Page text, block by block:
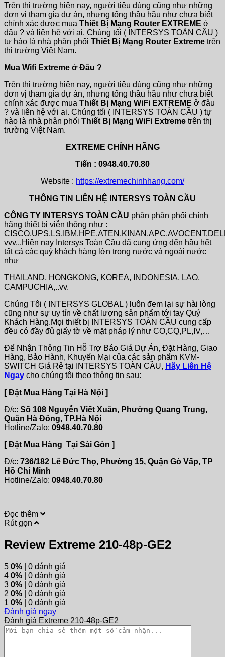
Trên thị trường hiện nay, người tiêu dùng cũng như những
đơn vị tham gia dự án, nhưng tổng thầu hầu như chưa biết
chính xác được mua Thiết Bị Mạng Router EXTREME ở
đâu ? và liên hệ với ai. Chúng tối ( INTERSYS TOÀN CẦU )
tự hào là nhà phân phối Thiết Bị Mạng Router Extreme trên
thị trường Việt Nam.
Mua Wifi Extreme ở Đâu ?
Trên thị trường hiện nay, người tiêu dùng cũng như những
đơn vị tham gia dự án, nhưng tổng thầu hầu như chưa biết
chính xác được mua Thiết Bị Mạng WiFi EXTREME ở đâu
? và liên hệ với ai. Chúng tối ( INTERSYS TOÀN CẦU ) tự
hào là nhà phân phối Thiết Bị Mạng WiFi Extreme trên thị
trường Việt Nam.
EXTREME CHÍNH HÃNG
Tiến : 0948.40.70.80
Website : https://extremechinhhang.com/
THÔNG TIN LIÊN HỆ INTERSYS TOÀN CẦU
CÔNG TY INTERSYS TOÀN CẦU phân phân phối chính
hãng thiết bị viễn thông như :
vvv..,Hiện nay Intersys Toàn Cầu đã cung ứng đến hầu hết
tất cả các quý khách hàng lớn trong nước và ngoài nước
như
THAILAND, HONGKONG, KOREA, INDONESIA, LAO,
CAMPUCHIA,..vv.
Chúng Tôi ( INTERSYS GLOBAL ) luôn đem lại sự hài lòng
cũng như sự uy tín về chất lượng sản phẩm tới tay Quý
Khách Hàng.Mọi thiết bị INTERSYS TOÀN CẦU cung cấp
đều có đầy đủ giấy tờ về mặt pháp lý như CO,CQ,PL,IV,…
Để Nhận Thông Tin Hỗ Trợ Báo Giá Dự Án, Đặt Hàng, Giao
Hàng, Bảo Hành, Khuyến Mại của các sản phẩm KVM-
SWITCH Giá Rẻ tại INTERSYS TOÀN CẦU, Hãy Liên Hệ
Ngay cho chúng tôi theo thông tin sau:
[ Đặt Mua Hàng Tại Hà Nội ]
Đ/c: Số 108 Nguyễn Viết Xuân, Phường Quang Trung,
Quận Hà Đông, TP.Hà Nội
Hotline/Zalo: 0948.40.70.80
[ Đặt Mua Hàng Tại Sài Gòn ]
Đ/c: 736/182 Lê Đức Thọ, Phường 15, Quận Gò Vấp, TP
Hồ Chí Minh
Hotline/Zalo: 0948.40.70.80
Đọc thêm
Rút gọn
Review Extreme 210-48p-GE2
5 0% | 0 đánh giá
4 0% | 0 đánh giá
3 0% | 0 đánh giá
2 0% | 0 đánh giá
1 0% | 0 đánh giá
Đánh giá ngay
Đánh giá Extreme 210-48p-GE2